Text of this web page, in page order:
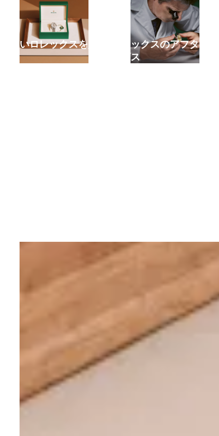
新しいロレックスを購入
ロレックスのアフターサ
ービス